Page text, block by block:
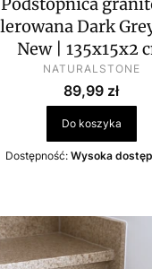
Dark
New | 135x15x2
PRODUCENT
NATURALSTONE
Cena
89,99 zł
Do koszyka
Dostępność: Wysoka